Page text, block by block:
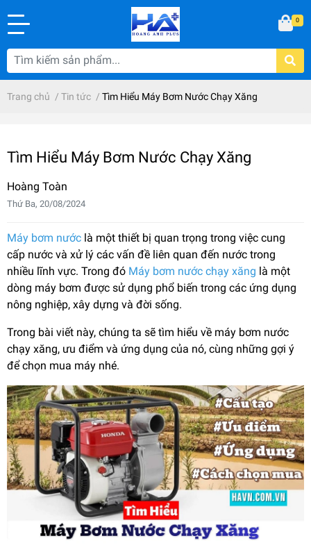
0
Trang chủ / Tin tức / Tìm Hiểu Máy Bơm Nước Chạy Xăng
Tìm Hiểu Máy Bơm Nước Chạy Xăng
Hoàng Toàn
Thứ Ba, 20/08/2024
Máy bơm nước là một thiết bị quan trọng trong việc cung
cấp nước và xử lý các vấn đề liên quan đến nước trong
nhiều lĩnh vực. Trong đó Máy bơm nước chạy xăng là một
dòng máy bơm được sử dụng phổ biến trong các ứng dụng
nông nghiệp, xây dựng và đời sống.
Trong bài viết này, chúng ta sẽ tìm hiểu về máy bơm nước
chạy xăng, ưu điểm và ứng dụng của nó, cùng những gợi ý
để chọn mua máy nhé.